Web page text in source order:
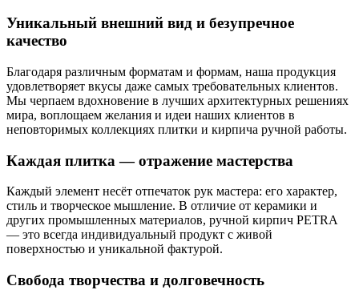
Уникальный внешний вид и безупречное
качество
Благодаря различным форматам и формам, наша продукция
удовлетворяет вкусы даже самых требовательных клиентов.
Мы черпаем вдохновение в лучших архитектурных решениях
мира, воплощаем желания и идеи наших клиентов в
неповторимых коллекциях плитки и кирпича ручной работы.
Каждая плитка — отражение мастерства
Каждый элемент несёт отпечаток рук мастера: его характер,
стиль и творческое мышление. В отличие от керамики и
других промышленных материалов, ручной кирпич PETRA
— это всегда индивидуальный продукт с живой
поверхностью и уникальной фактурой.
Свобода творчества и долговечность